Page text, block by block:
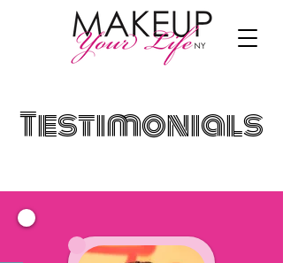
Testimonials